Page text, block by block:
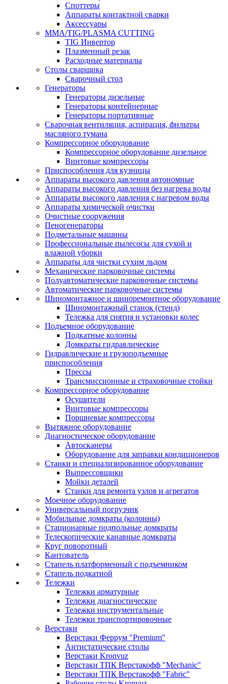
Споттеры
Аппараты контактной сварки
Аксессуары
MMA/TIG/PLASMA CUTTING
TIG Инвертор
Плазменный резак
Расходные материалы
Столы сварщика
Сварочный стол
Генераторы
Генераторы дизельные
Генераторы контейнерные
Генераторы портативные
Сварочная вентиляция, аспирация, фильтры
масляного тумана
Компрессорное оборудование
Компрессорное оборудование дизельное
Винтовые компрессоры
Приспособления для кузницы
Аппараты высокого давления автономные
Аппараты высокого давления без нагрева воды
Аппараты высокого давления с нагревом воды
Аппараты химической очистки
Очистные сооружения
Пеногенераторы
Подметальные машины
Профессиональные пылесосы для сухой и
влажной уборки
Аппараты для чистки сухим льдом
Механические парковочные системы
Полуавтоматические парковочные системы
Автоматические парковочные системы
Шиномонтажное и шиноремонтное оборудование
Шиномонтажный станок (стенд)
Тележка для снятия и установки колес
Подъемное оборудование
Подкатные колонны
Домкраты гидравлические
Гидравлические и грузоподъемные
приспособления
Прессы
Трансмиссионные и страховочные стойки
Компрессорное оборудование
Осушители
Винтовые компрессоры
Поршневые компрессоры
Вытяжное оборудование
Диагностическое оборудование
Автосканеры
Оборудование для заправки кондиционеров
Станки и специализированное оборудование
Выпрессовщики
Мойки деталей
Станки для ремонта узлов и агрегатов
Моечное оборудование
Универсальный погрузчик
Мобильные домкраты (колонны)
Стационарные подпольные домкраты
Телескопические канавные домкраты
Круг поворотный
Кантователь
Стапель платформенный с подъемником
Стапель подкатной
Тележки
Тележки арматурные
Тележки диагностические
Тележки инструментальные
Тележки транспортировочные
Верстаки
Верстаки Феррум "Premium"
Антистатические столы
Верстаки Kronvuz
Верстаки ТПК Верстакофф "Mechanic"
Верстаки ТПК Верстакофф "Fabric"